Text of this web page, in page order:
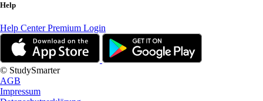
Help
Help CenterPremium Login
© StudySmarter
AGB
Impressum